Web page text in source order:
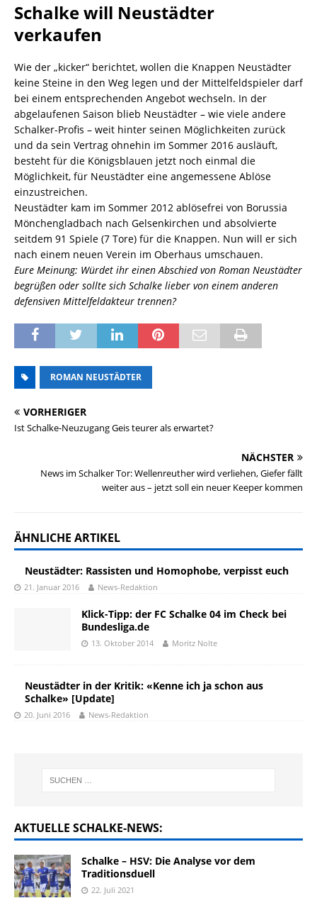
Schalke will Neustädter
verkaufen
Wie der „kicker“ berichtet, wollen die Knappen Neustädter
keine Steine in den Weg legen und der Mittelfeldspieler darf
bei einem entsprechenden Angebot wechseln. In der
abgelaufenen Saison blieb Neustädter – wie viele andere
Schalker-Profis – weit hinter seinen Möglichkeiten zurück
und da sein Vertrag ohnehin im Sommer 2016 ausläuft,
besteht für die Königsblauen jetzt noch einmal die
Möglichkeit, für Neustädter eine angemessene Ablöse
einzustreichen.
Neustädter kam im Sommer 2012 ablösefrei von Borussia
Mönchengladbach nach Gelsenkirchen und absolvierte
seitdem 91 Spiele (7 Tore) für die Knappen. Nun will er sich
nach einem neuen Verein im Oberhaus umschauen.
Eure Meinung: Würdet ihr einen Abschied von Roman Neustädter
begrüßen oder sollte sich Schalke lieber von einem anderen
defensiven Mittelfeldakteur trennen?
ROMAN NEUSTÄDTER
VORHERIGER
Ist Schalke-Neuzugang Geis teurer als erwartet?
NÄCHSTER
News im Schalker Tor: Wellenreuther wird verliehen, Giefer fällt
weiter aus – jetzt soll ein neuer Keeper kommen
ÄHNLICHE ARTIKEL
Neustädter: Rassisten und Homophobe, verpisst euch
21. Januar 2016 News-Redaktion
Klick-Tipp: der FC Schalke 04 im Check bei
Bundesliga.de
13. Oktober 2014 Moritz Nolte
Neustädter in der Kritik: «Kenne ich ja schon aus
Schalke» [Update]
20. Juni 2016 News-Redaktion
AKTUELLE SCHALKE-NEWS:
Schalke – HSV: Die Analyse vor dem
Traditionsduell
22. Juli 2021